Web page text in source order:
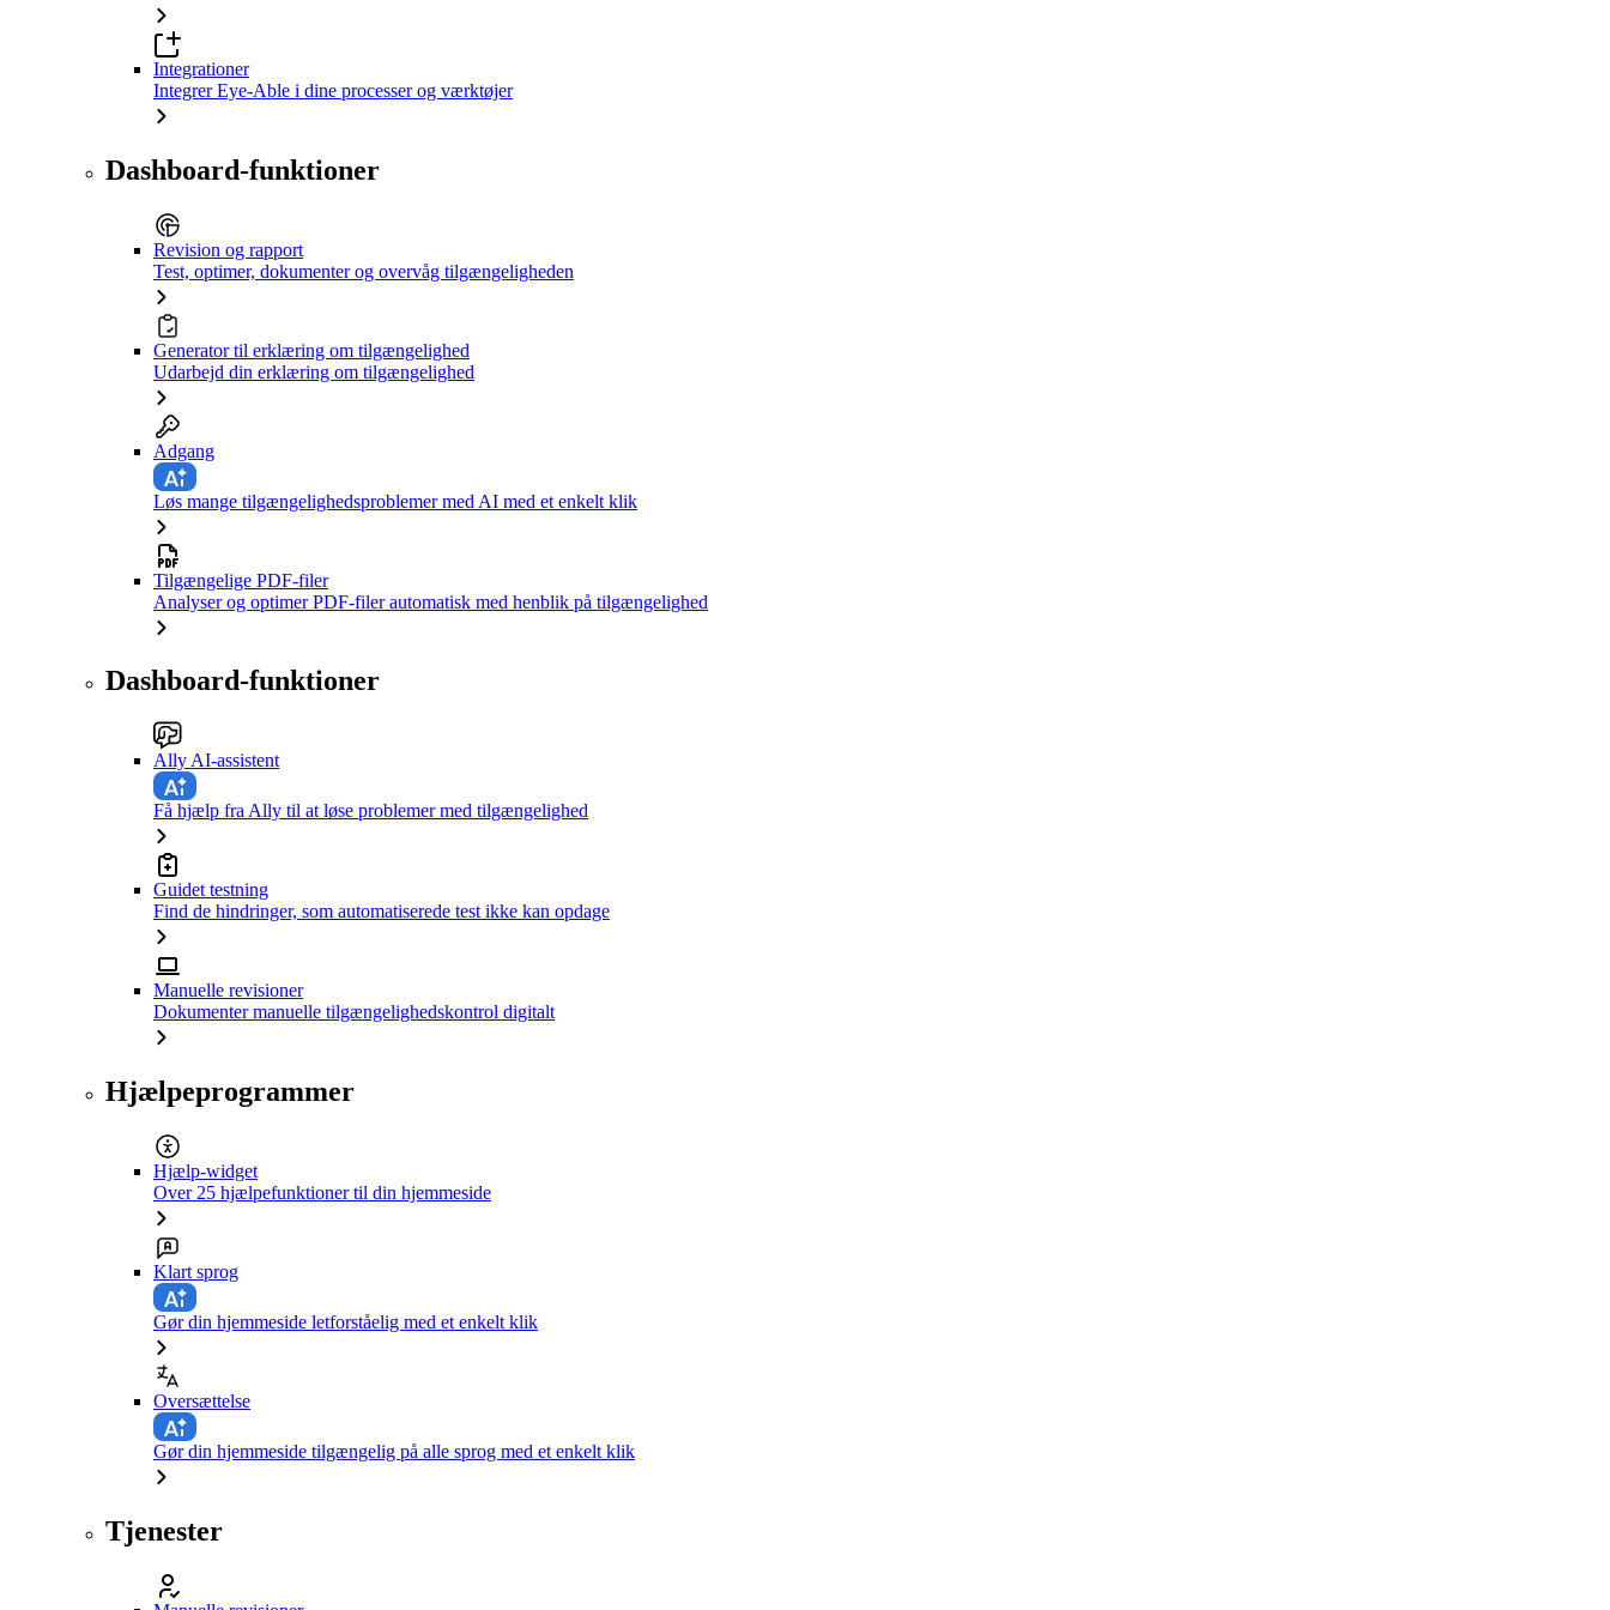
Integrationer
Integrer Eye-Able i dine processer og værktøjer
Dashboard-funktioner
Revision og rapport
Test, optimer, dokumenter og overvåg tilgængeligheden
Generator til erklæring om tilgængelighed
Udarbejd din erklæring om tilgængelighed
Adgang
Løs mange tilgængelighedsproblemer med AI med et enkelt klik
Tilgængelige PDF-filer
Analyser og optimer PDF-filer automatisk med henblik på tilgængelighed
Dashboard-funktioner
Ally AI-assistent
Få hjælp fra Ally til at løse problemer med tilgængelighed
Guidet testning
Find de hindringer, som automatiserede test ikke kan opdage
Manuelle revisioner
Dokumenter manuelle tilgængelighedskontrol digitalt
Hjælpeprogrammer
Hjælp-widget
Over 25 hjælpefunktioner til din hjemmeside
Klart sprog
Gør din hjemmeside letforståelig med et enkelt klik
Oversættelse
Gør din hjemmeside tilgængelig på alle sprog med et enkelt klik
Tjenester